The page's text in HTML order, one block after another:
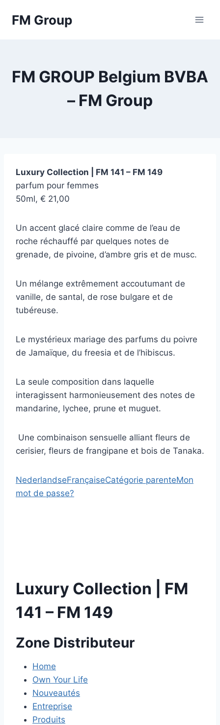
FM Group
FM GROUP Belgium BVBA
– FM Group
Luxury Collection | FM 141 – FM 149
parfum pour femmes
50ml, € 21,00
Un accent glacé claire comme de l’eau de
roche réchauffé par quelques notes de
grenade, de pivoine, d’ambre gris et de musc.
Un mélange extrêmement accoutumant de
vanille, de santal, de rose bulgare et de
tubéreuse.
Le mystérieux mariage des parfums du poivre
de Jamaïque, du freesia et de l’hibiscus.
La seule composition dans laquelle
interagissent harmonieusement des notes de
mandarine, lychee, prune et muguet.
Une combinaison sensuelle alliant fleurs de
cerisier, fleurs de frangipane et bois de Tanaka.
NederlandseFrançaiseCatégorie parenteMon
mot de passe?
Luxury Collection | FM
141 – FM 149
Zone Distributeur
Home
Own Your Life
Nouveautés
Entreprise
Produits